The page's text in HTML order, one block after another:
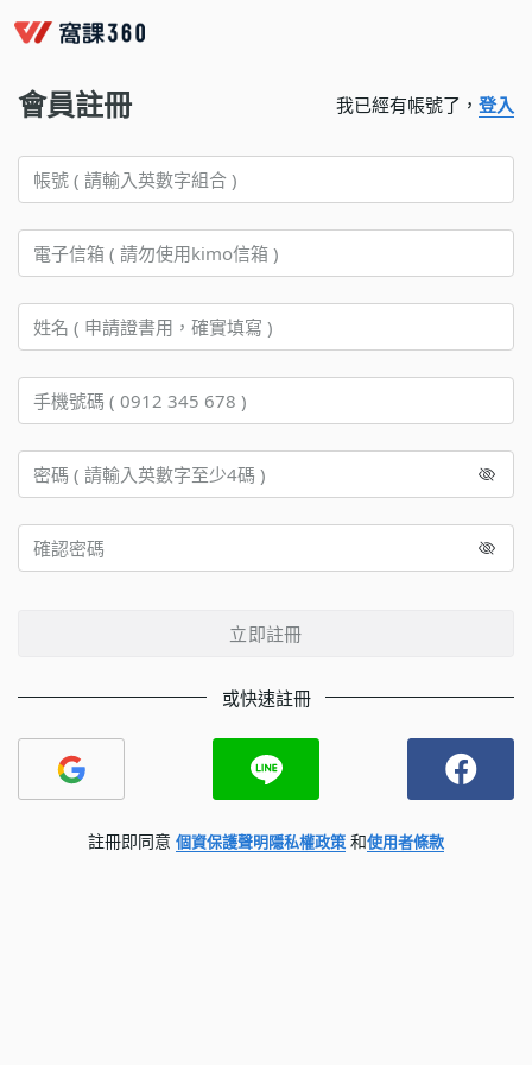
會員註冊 我已經有帳號了， 登入
立即註冊
或快速註冊
註冊即同意 個資保護聲明隱私權政策 和使用者條款